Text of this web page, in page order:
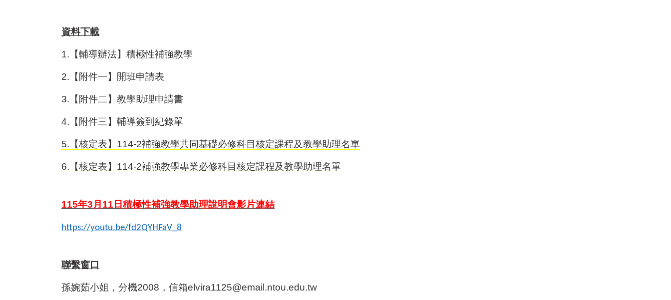
資料下載
1. 【輔導辦法】積極性補強教學
2. 【附件一】開班申請表
3. 【附件二】教學助理申請書
4. 【附件三】輔導簽到紀錄單
5. 【核定表】114-2補強教學共同基礎必修科目核定課程及教學助理名單
6. 【核定表】114-2補強教學專業必修科目核定課程及教學助理名單
115年3月11日積極性補強教學助理說明會影片連結
https://youtu.be/fd2QYHFaV_8
聯繫窗口
孫婉茹小姐，分機2008，信箱elvira1125@email.ntou.edu.tw